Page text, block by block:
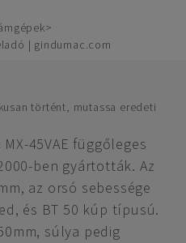
| gindumac.com
történt, mutassa eredeti
45VAE függőleges
ben gyártották. Az
az orsó sebessége
és BT 50 kúp típusú.
súlya pedig